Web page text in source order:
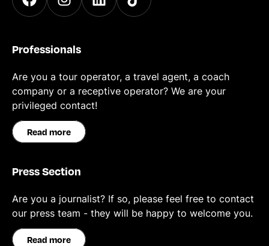
Professionals
Are you a tour operator, a travel agent, a coach
company or a receptive operator? We are your
privileged contact!
Read more
Press Section
Are you a journalist? If so, please feel free to contact
our press team - they will be happy to welcome you.
Read more